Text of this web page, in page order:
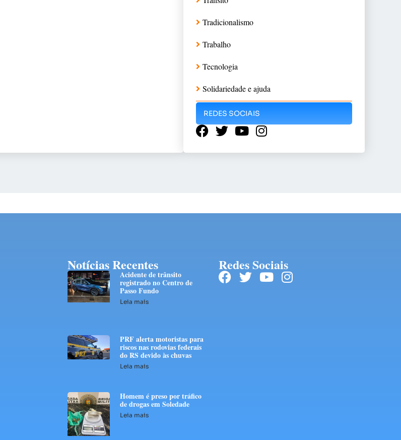
Tradicionalismo
Trabalho
Tecnologia
Solidariedade e ajuda
REDES SOCIAIS
Notícias Recentes
Acidente de trânsito
registrado no Centro de
Passo Fundo
Leia mais
PRF alerta motoristas para
riscos nas rodovias federais
do RS devido às chuvas
Leia mais
Homem é preso por tráfico
de drogas em Soledade
Leia mais
Redes Sociais